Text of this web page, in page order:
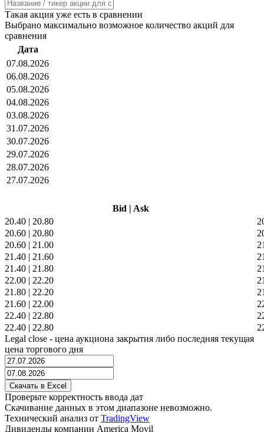
Такая акция уже есть в сравнении
Выбрано максимально возможное количество акций для
сравнения
Дата
07.08.2026
06.08.2026
05.08.2026
04.08.2026
03.08.2026
31.07.2026
30.07.2026
29.07.2026
28.07.2026
27.07.2026
Bid | Ask
20.40 | 20.80
20.60 | 20.80
20.60 | 21.00
21.40 | 21.60
21.40 | 21.80
22.00 | 22.20
21.80 | 22.20
21.60 | 22.00
22.40 | 22.80
22.40 | 22.80
Legal close - цена аукциона закрытия либо последняя текущая
цена торгового дня
Проверьте корректность ввода дат
Скачивание данных в этом диапазоне невозможно.
Технический анализ от TradingView
Дивиденды компании America Movil